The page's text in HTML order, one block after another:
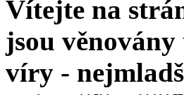
Vítejte na
jsou
víry -